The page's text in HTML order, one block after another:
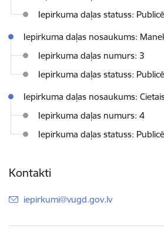
Iepirkuma daļas statuss:
Iepirkuma daļas nosaukums:
Iepirkuma daļas numurs: 3
Iepirkuma daļas statuss:
Iepirkuma daļas nosaukums:
Iepirkuma daļas numurs: 4
Iepirkuma daļas statuss:
Kontakti
E-pasts:
iepirkumi@vugd.gov.lv